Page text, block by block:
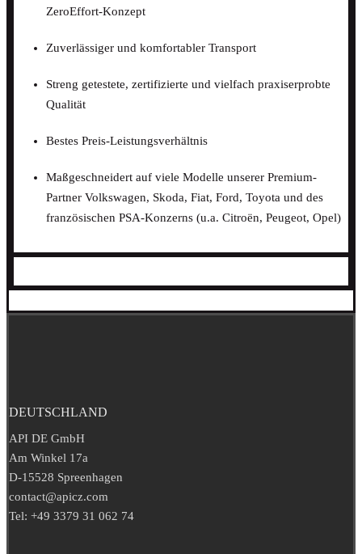
ZeroEffort-Konzept
Zuverlässiger und komfortabler Transport
Streng getestete, zertifizierte und vielfach praxiserprobte
Qualität
Bestes Preis-Leistungsverhältnis
Maßgeschneidert auf viele Modelle unserer Premium-
Partner Volkswagen, Skoda, Fiat, Ford, Toyota und des
französischen PSA-Konzerns (u.a. Citroën, Peugeot, Opel)
DEUTSCHLAND
API DE GmbH
Am Winkel 17a
D-15528 Spreenhagen
contact@apicz.com
Tel: +49 3379 31 062 74